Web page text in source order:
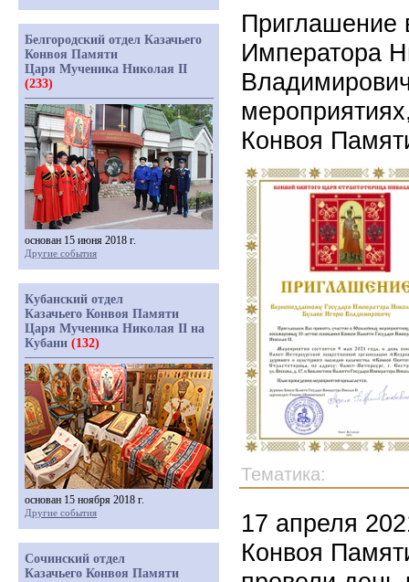
Приглашение
Императора
Конвоя
Тематика:
17 апреля
Конвоя
Белгородский отдел Казачьего
Конвоя Памяти
Царя Мученика Николая II
(233)
основан 15 июня 2018 г.
Другие события
Кубанский отдел
Казачьего Конвоя Памяти
Царя Мученика Николая II на
Кубани (132)
основан 15 ноября 2018 г.
Другие события
Сочинский отдел
Казачьего Конвоя Памяти